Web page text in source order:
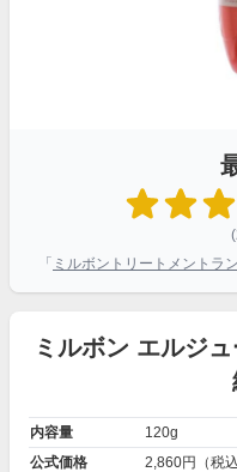
「 ミルボントリートメントラ
ミルボン エルジ
内容量
120g
公式価格
2,860円（税込